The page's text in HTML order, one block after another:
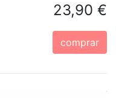
23,90 €
comprar